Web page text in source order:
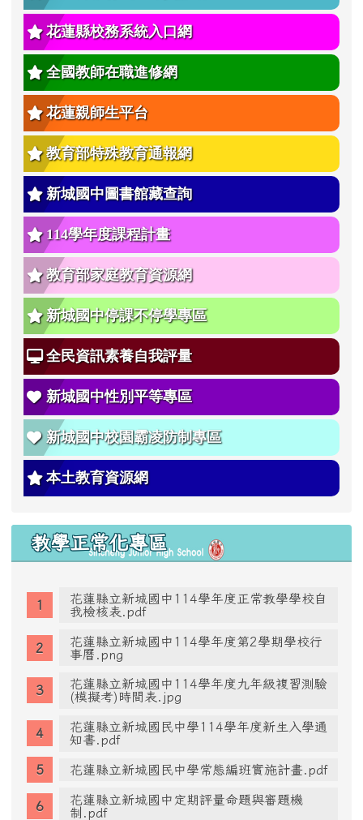
花蓮縣校務系統入口網
全國教師在職進修網
花蓮親師生平台
教育部特殊教育通報網
新城國中圖書館藏查詢
114學年度課程計畫
教育部家庭教育資源網
新城國中停課不停學專區
全民資訊素養自我評量
新城國中性別平等專區
新城國中校園霸凌防制專區
本土教育資源網
教學正常化專區
花蓮縣立新城國中114學年度正常教學學校自
我檢核表.pdf
花蓮縣立新城國中114學年度第2學期學校行
事曆.png
花蓮縣立新城國中114學年度九年級複習測驗
(模擬考)時間表.jpg
花蓮縣立新城國民中學114學年度新生入學通
知書.pdf
花蓮縣立新城國民中學常態編班實施計畫.pdf
花蓮縣立新城國中定期評量命題與審題機
制.pdf